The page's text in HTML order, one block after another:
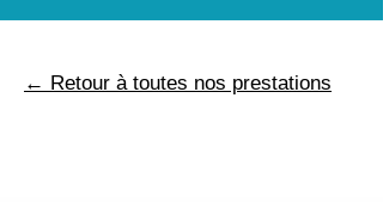
← Retour à toutes nos prestations